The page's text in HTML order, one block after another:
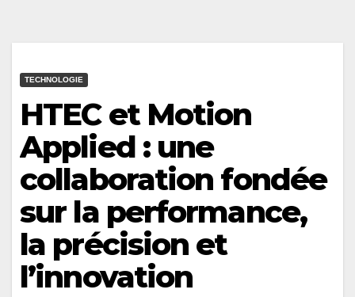
TECHNOLOGIE
HTEC et Motion
Applied : une
collaboration fondée
sur la performance,
la précision et
l’innovation